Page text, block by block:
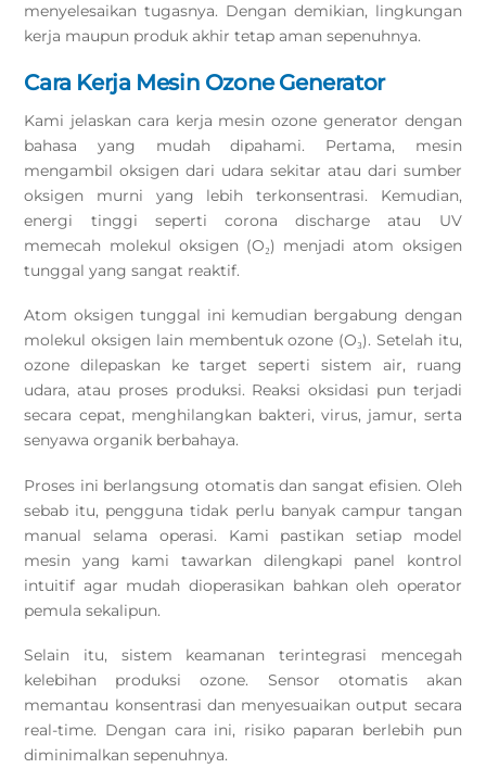
menyelesaikan tugasnya. Dengan demikian, lingkungan
kerja maupun produk akhir tetap aman sepenuhnya.
Cara Kerja Mesin Ozone Generator
Kami jelaskan cara kerja mesin ozone generator dengan
bahasa yang mudah dipahami. Pertama, mesin
mengambil oksigen dari udara sekitar atau dari sumber
oksigen murni yang lebih terkonsentrasi. Kemudian,
energi tinggi seperti corona discharge atau UV
memecah molekul oksigen (O₂) menjadi atom oksigen
tunggal yang sangat reaktif.
Atom oksigen tunggal ini kemudian bergabung dengan
molekul oksigen lain membentuk ozone (O₃). Setelah itu,
ozone dilepaskan ke target seperti sistem air, ruang
udara, atau proses produksi. Reaksi oksidasi pun terjadi
secara cepat, menghilangkan bakteri, virus, jamur, serta
senyawa organik berbahaya.
Proses ini berlangsung otomatis dan sangat efisien. Oleh
sebab itu, pengguna tidak perlu banyak campur tangan
manual selama operasi. Kami pastikan setiap model
mesin yang kami tawarkan dilengkapi panel kontrol
intuitif agar mudah dioperasikan bahkan oleh operator
pemula sekalipun.
Selain itu, sistem keamanan terintegrasi mencegah
kelebihan produksi ozone. Sensor otomatis akan
memantau konsentrasi dan menyesuaikan output secara
real-time. Dengan cara ini, risiko paparan berlebih pun
diminimalkan sepenuhnya.